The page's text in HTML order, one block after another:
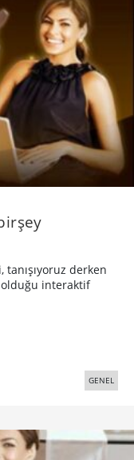
derken
interaktif
GENEL